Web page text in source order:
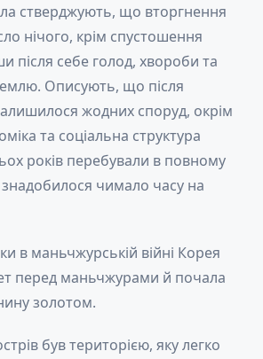
стверджують, що вторгнення
нічого, крім спустошення
після себе голод, хвороби та
Описують, що після
жодних споруд, окрім
та соціальна структура
років перебували в повному
знадобилося чимало часу на
в маньчжурській війні Корея
перед маньчжурами й почала
золотом.
був територією, яку легко